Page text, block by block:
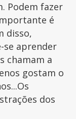
Podem fazer
é
disso,
se aprender
chamam a
gostam o
dos